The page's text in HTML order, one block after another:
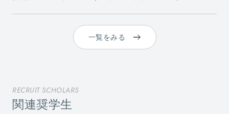
一覧をみる
RECRUIT SCHOLARS
関連奨学生